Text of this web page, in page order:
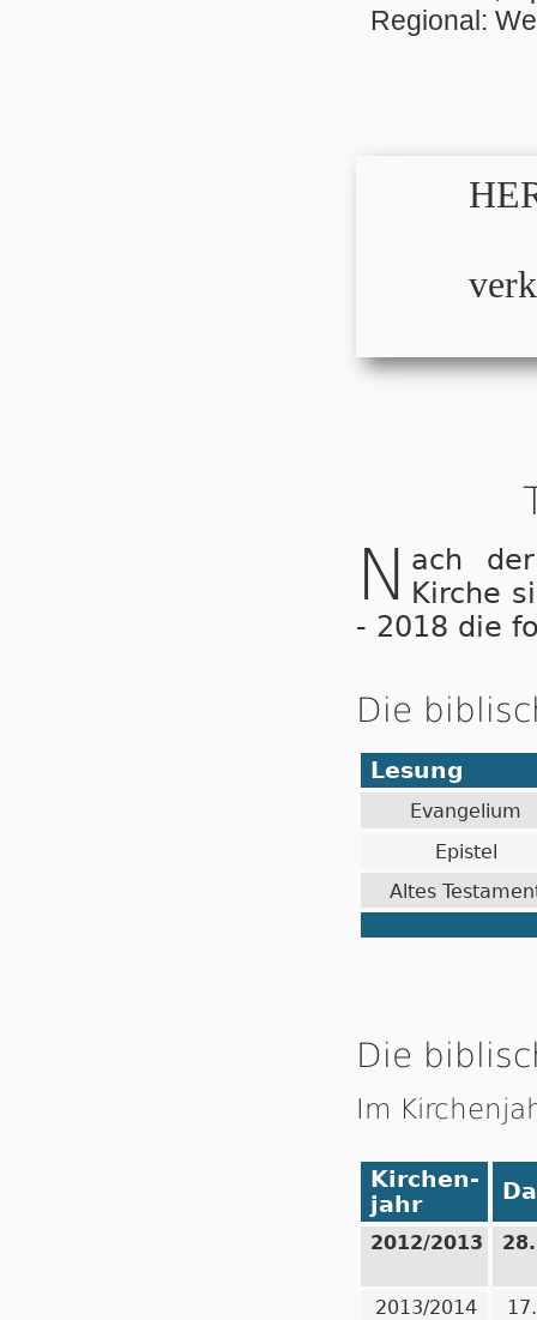
Regional:
N ach
Kirche
- 2018 die
Die
Lesung
Evangelium
Epistel
Altes
Die
Im
Kirchen-
jahr
2012/2013
2013/2014